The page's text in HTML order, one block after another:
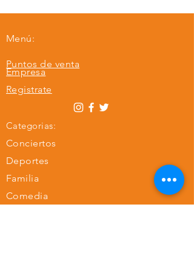
Menú:
Puntos de venta
Empresa
Registrate
Categorias:
Conciertos
Deportes
Familia
Comedia